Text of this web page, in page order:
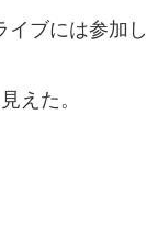
イブには参加し
えた。